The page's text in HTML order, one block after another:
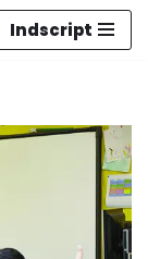
Indscript